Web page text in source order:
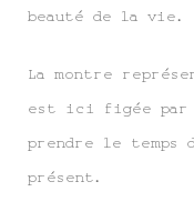
beauté de la vie.
La montre
est ici figée par
prendre le temps
présent.